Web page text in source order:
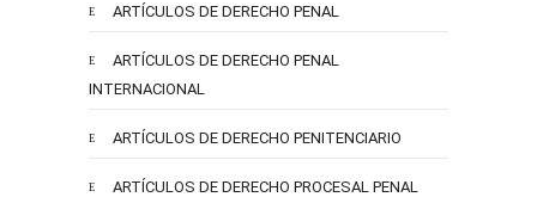
ARTÍCULOS DE DERECHO PENAL
ARTÍCULOS DE DERECHO PENAL
INTERNACIONAL
ARTÍCULOS DE DERECHO PENITENCIARIO
ARTÍCULOS DE DERECHO PROCESAL PENAL